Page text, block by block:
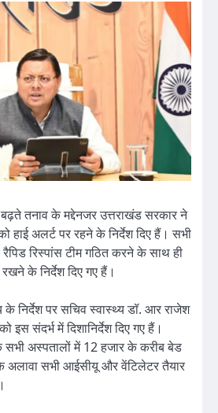
तनाव के मद्देनजर उत्तराखंड सरकार ने
हाई अलर्ट पर रहने के निर्देश दिए हैं। सभी
रिस्पांस टीम गठित करने के साथ ही
के निर्देश दिए गए हैं।
के निर्देश पर सचिव स्वास्थ्य डॉ. आर राजेश
संदर्भ में दिशानिर्देश दिए गए हैं।
सभी अस्पतालों में 12 हजार के करीब बेड
अलावा सभी आईसीयू और वेंटिलेटर तैयार